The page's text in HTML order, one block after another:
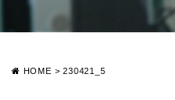
HOME >230421_5